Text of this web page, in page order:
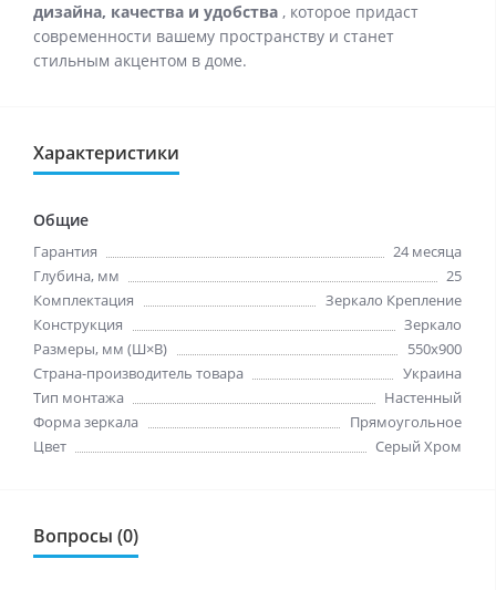
дизайна, качества и удобства , которое придаст
современности вашему пространству и станет
стильным акцентом в доме.
Характеристики
Общие
Гарантия
24 месяца
Глубина, мм
25
Комплектация
Зеркало Крепление
Конструкция
Зеркало
Размеры, мм (Ш×В)
550x900
Страна-производитель товара
Украина
Тип монтажа
Настенный
Форма зеркала
Прямоугольное
Цвет
Серый Хром
Вопросы (0)